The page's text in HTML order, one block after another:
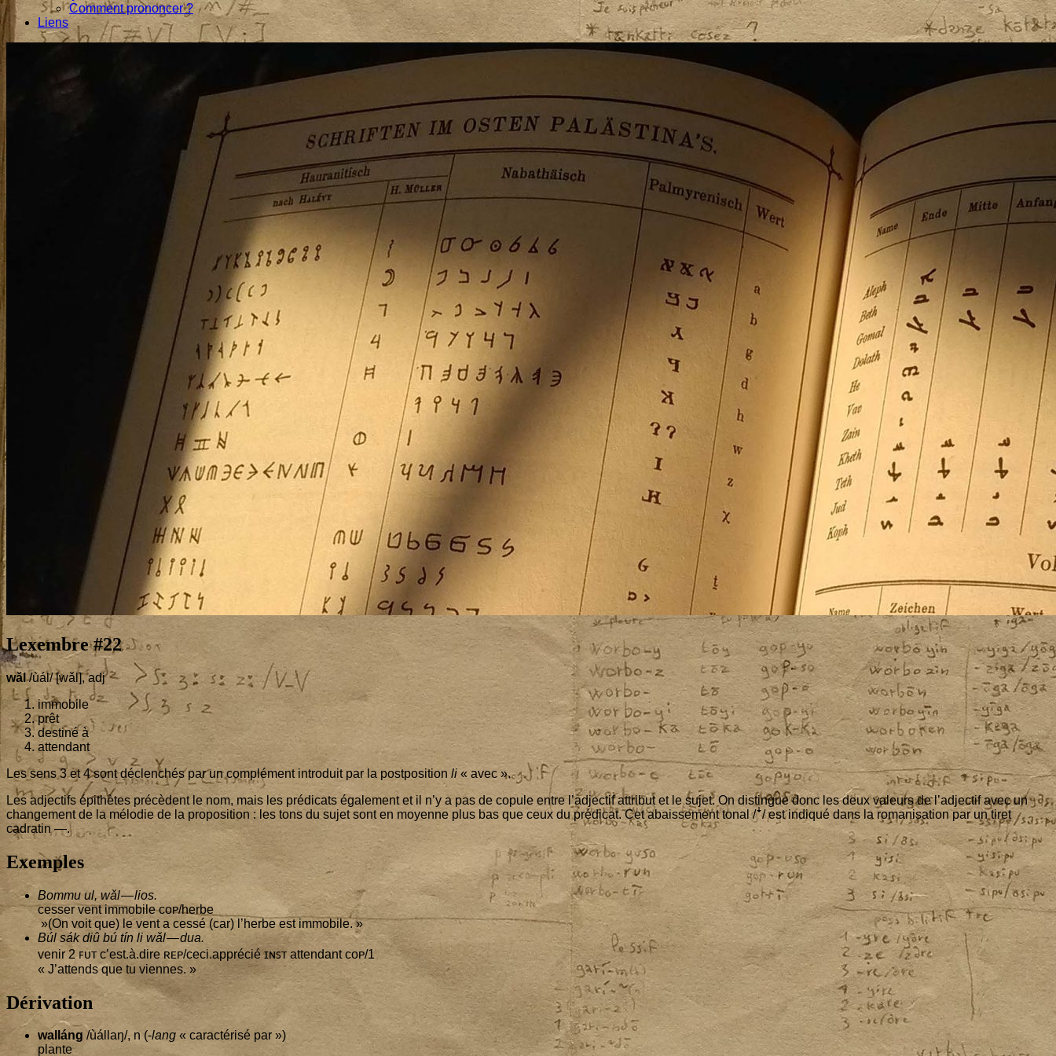
Comment prononcer ?
Liens
Lexembre #22
wǎl/ùál/ [wǎl], adj
immo­bile
prêt
des­ti­né à
atten­dant
Les sens3et4sont déclen­chés par un com­plé­ment intro­duit par la post­po­si­tion li « avec ».
Les adjec­tifs épi­thètes pré­cèdent le nom, mais les pré­di­cats éga­le­ment et il n’y a pas de copule entre l’ad­jec­tif attri­but et le sujet. On dis­tingue donc les deux valeurs de l’ad­jec­tif avec un
chan­ge­ment de la mélo­die de la pro­po­si­tion : les tons du sujet sont en moyenne plus bas que ceux du pré­di­cat. Cet abais­se­ment tonal /ꜜ/ est indi­qué dans la roma­ni­sa­tion par un tiret
cadratin —.
Exemples
Bom­mu ul, wǎl — lios.
ces­ser vent immo­bile ᴄᴏᴘ/herbe
»(On voit que) le vent a ces­sé (car) l’herbe est immobile. »
Búl sák diû bú tín li wǎl — dua.
venir 2 ꜰᴜᴛ c’est.à.dire ʀᴇᴘ/ceci.apprécié ɪɴꜱᴛ atten­dant ᴄᴏᴘ/1
« J’at­tends que tu viennes. »
Dérivation
walláng /ùállaŋ/, n (-lang « carac­té­ri­sé par »)
plante